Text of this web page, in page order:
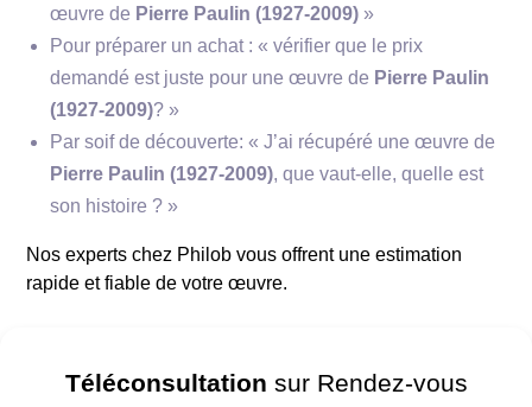
Mushroom
œuvre de Pierre Paulin (1927-2009) »
Pour préparer un achat : « vérifier que le prix
demandé est juste pour une œuvre de Pierre Paulin
(1927-2009)? »
Par soif de découverte: « J’ai récupéré une œuvre de
Pierre Paulin (1927-2009), que vaut-elle, quelle est
son histoire ? »
Nos experts chez Philob vous offrent une estimation
rapide et fiable de votre œuvre.
Téléconsultation sur Rendez-vous